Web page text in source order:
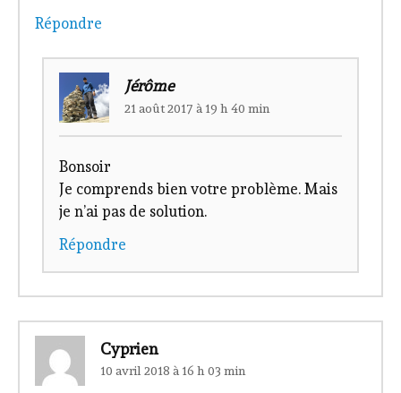
Répondre
Jérôme
21 août 2017 à 19 h 40 min
Bonsoir
Je comprends bien votre problème. Mais
je n’ai pas de solution.
Répondre
Cyprien
10 avril 2018 à 16 h 03 min